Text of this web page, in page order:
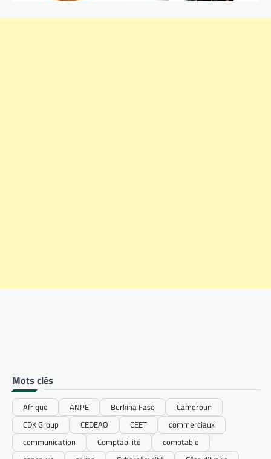
Mots clés
Afrique ANPE Burkina Faso
Cameroun
CDK Group
CEDEAO CEET
commerciaux
communication
Comptabilité
comptable